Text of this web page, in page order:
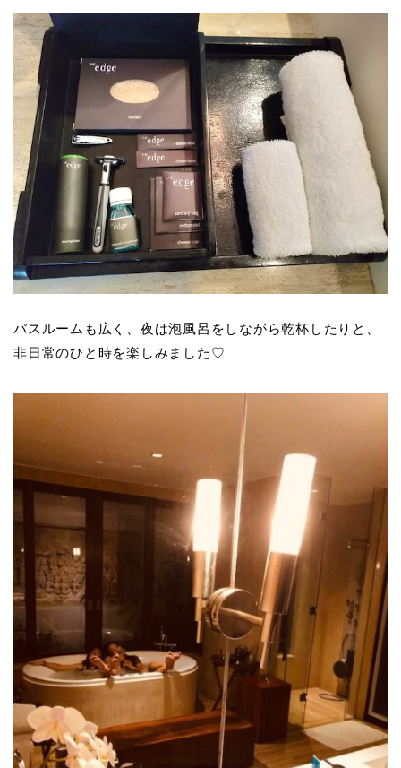
バスルームも広く、夜は泡風呂をしながら乾杯したりと、
非日常のひと時を楽しみました♡